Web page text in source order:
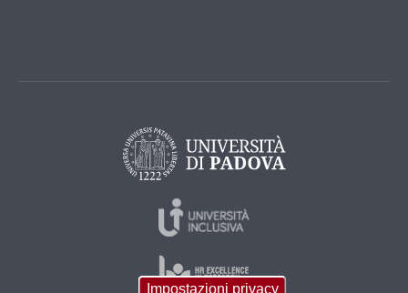
Impostazioni privacy